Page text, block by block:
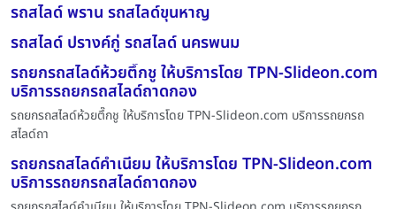
รถสไลด์ พราน รถสไลด์ขุนหาญ
รถสไลด์ ปรางค์กู่ รถสไลด์ นครพนม
รถยกรถสไลด์ห้วยตึ๊กชู ให้บริการโดย TPN-Slideon.com
บริการรถยกรถสไลด์ถาดกอง
รถยกรถสไลด์ห้วยตึ๊กชู ให้บริการโดย TPN-Slideon.com บริการรถยกรถ
สไลด์ถา
รถยกรถสไลด์คำเนียม ให้บริการโดย TPN-Slideon.com
บริการรถยกรถสไลด์ถาดกอง